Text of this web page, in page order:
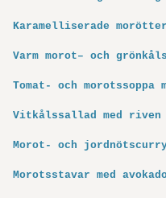
Karamelliserade morötter
Varm morot– och
Tomat- och morotssoppa
Vitkålssallad med riven
Morot- och
Morotsstavar med